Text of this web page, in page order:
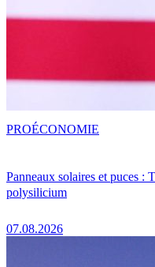
Panneaux solaires et puces :
polysilicium
07.08.2026
PROÉCONOMIE